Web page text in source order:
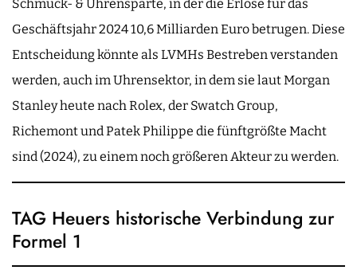
Schmuck- & Uhrensparte, in der die Erlöse für das
Geschäftsjahr 2024 10,6 Milliarden Euro betrugen. Diese
Entscheidung könnte als LVMHs Bestreben verstanden
werden, auch im Uhrensektor, in dem sie laut Morgan
Stanley heute nach Rolex, der Swatch Group,
Richemont und Patek Philippe die fünftgrößte Macht
sind (2024), zu einem noch größeren Akteur zu werden.
TAG Heuers historische Verbindung zur
Formel 1